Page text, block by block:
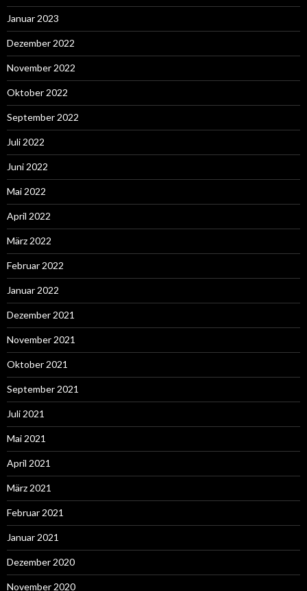
Januar 2023
Dezember 2022
November 2022
Oktober 2022
September 2022
Juli 2022
Juni 2022
Mai 2022
April 2022
März 2022
Februar 2022
Januar 2022
Dezember 2021
November 2021
Oktober 2021
September 2021
Juli 2021
Mai 2021
April 2021
März 2021
Februar 2021
Januar 2021
Dezember 2020
November 2020